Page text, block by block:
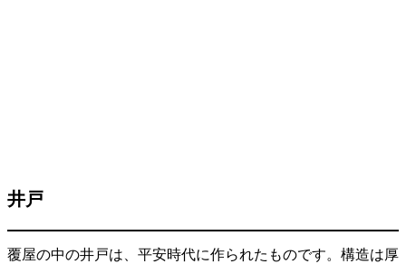
井戸
覆屋の中の井戸は、平安時代に作られたものです。構造は厚